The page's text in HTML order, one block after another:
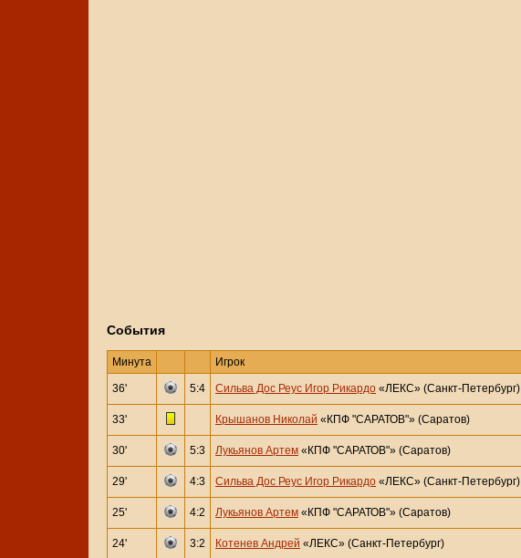
События
Минута Игрок
36' 5:4 Сильва Дос Реус Игор Рикардо «ЛЕКС» (Санкт-Петербург)
33' Крышанов Николай «КПФ "САРАТОВ"» (Саратов)
30' 5:3 Лукьянов Артем «КПФ "САРАТОВ"» (Саратов)
29' 4:3 Сильва Дос Реус Игор Рикардо «ЛЕКС» (Санкт-Петербург)
25' 4:2 Лукьянов Артем «КПФ "САРАТОВ"» (Саратов)
24' 3:2 Котенев Андрей «ЛЕКС» (Санкт-Петербург)